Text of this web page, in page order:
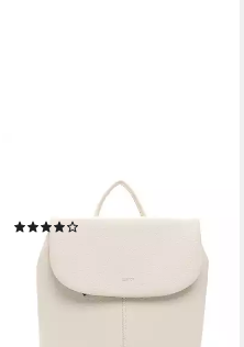
Cityrucksack E&N Tours RUE
09, Logo Prägung
ab 23,95 €
lieferbar - in 2-3 Werktagen bei dir